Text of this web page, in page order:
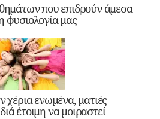
που επιδρούν άμεσα
φυσιολογία μας
χέρια ενωμένα, ματιές
έτοιμη να μοιραστεί